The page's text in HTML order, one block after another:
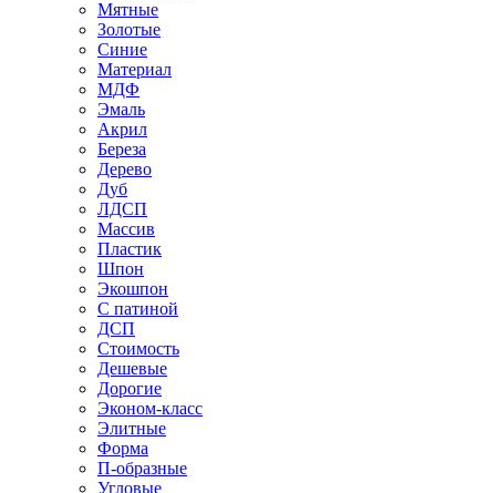
Мятные
Золотые
Синие
Материал
МДФ
Эмаль
Акрил
Береза
Дерево
Дуб
ЛДСП
Массив
Пластик
Шпон
Экошпон
С патиной
ДСП
Стоимость
Дешевые
Дорогие
Эконом-класс
Элитные
Форма
П-образные
Угловые